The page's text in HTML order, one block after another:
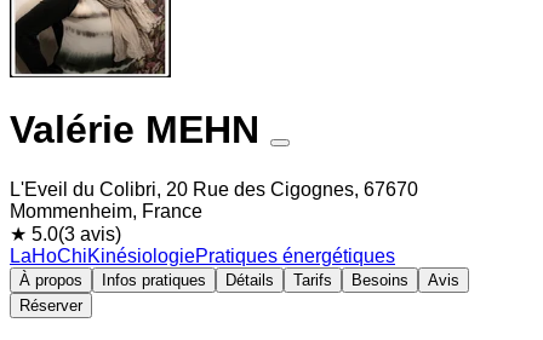
Valérie MEHN
L'Eveil du Colibri, 20 Rue des Cigognes, 67670
Mommenheim, France
★ 5.0(3 avis)
LaHoChiKinésiologiePratiques énergétiques
À propos Infos pratiques Détails Tarifs Besoins
Avis
Réserver